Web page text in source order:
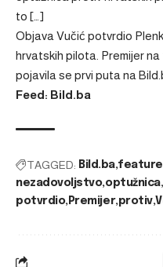
to […]
Objava Vučić potvrdio
hrvatskih pilota. Premijer
pojavila se prvi puta na
Feed: Bild.ba
TAGGED: Bild.ba
nezadovoljstvo optužnica
potvrdio Premijer protiv